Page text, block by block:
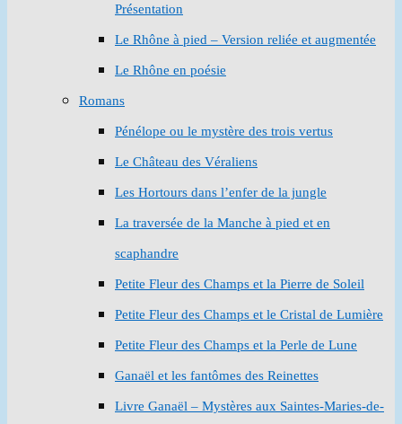
Présentation
Le Rhône à pied – Version reliée et augmentée
Le Rhône en poésie
Romans
Pénélope ou le mystère des trois vertus
Le Château des Véraliens
Les Hortours dans l’enfer de la jungle
La traversée de la Manche à pied et en
scaphandre
Petite Fleur des Champs et la Pierre de Soleil
Petite Fleur des Champs et le Cristal de Lumière
Petite Fleur des Champs et la Perle de Lune
Ganaël et les fantômes des Reinettes
Livre Ganaël – Mystères aux Saintes-Maries-de-